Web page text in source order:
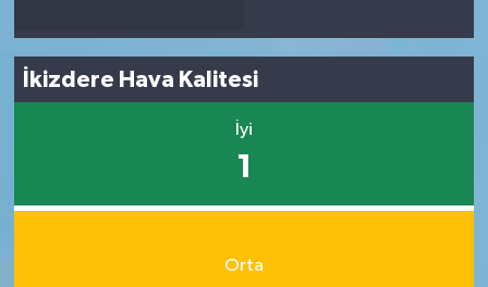
İkizdere Hava Kalitesi
İyi
1
Orta